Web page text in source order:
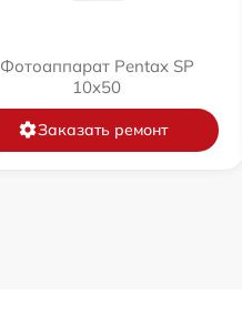
Фотоаппарат Pentax SP
10x50
Заказать ремонт